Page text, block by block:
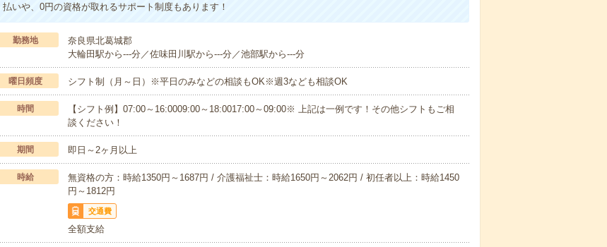
払いや、0円の資格が取れるサポート制度もあります！
勤務地
奈良県北葛城郡
大輪田駅から---分／佐味田川駅から---分／池部駅から---分
曜日頻度 シフト制（月～日）※平日のみなどの相談もOK※週3なども相談OK
時間
【シフト例】07:00～16:0009:00～18:0017:00～09:00※ 上記は一例です！その他シフトもご相
談ください！
期間 即日～2ヶ月以上
時給
無資格の方：時給1350円～1687円 / 介護福祉士：時給1650円～2062円 / 初任者以上：時給1450
円～1812円
交通費
全額支給